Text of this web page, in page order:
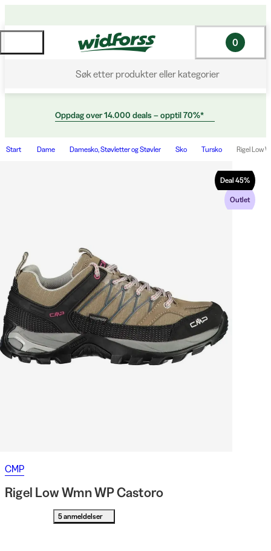
Søk etter produkter eller kategorier
0
Oppdag over 14.000 deals – opptil 70%*
Start Dame Damesko, Støvletter og Støvler Sko Tursko Rigel Low
Deal 45%
Outlet
CMP
Rigel Low Wmn WP Castoro
5 anmeldelser